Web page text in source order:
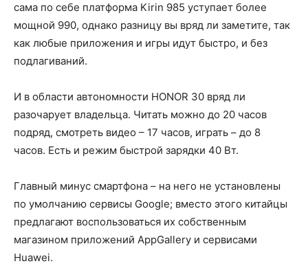
сама по себе платформа Kirin 985 уступает более
мощной 990, однако разницу вы вряд ли заметите, так
как любые приложения и игры идут быстро, и без
подлагиваний.
И в области автономности HONOR 30 вряд ли
разочарует владельца. Читать можно до 20 часов
подряд, смотреть видео – 17 часов, играть – до 8
часов. Есть и режим быстрой зарядки 40 Вт.
Главный минус смартфона – на него не установлены
по умолчанию сервисы Google; вместо этого китайцы
предлагают воспользоваться их собственным
магазином приложений AppGallery и сервисами
Huawei.